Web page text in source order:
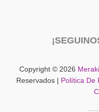
Copyright © 2026
Reservados |
Política De